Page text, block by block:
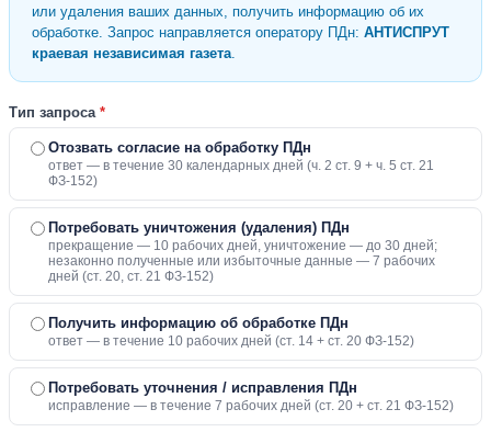
или удаления ваших данных, получить информацию об их
обработке. Запрос направляется оператору ПДн: АНТИСПРУТ
краевая независимая газета
Тип запроса *
Отозвать согласие на обработку ПДн
ответ — в течение 30 календарных дней (ч. 2 ст. 9 + ч. 5 ст. 21
ФЗ-152)
Потребовать уничтожения (удаления) ПДн
прекращение — 10 рабочих дней, уничтожение — до 30 дней;
незаконно полученные или избыточные данные — 7 рабочих
дней (ст. 20, ст. 21 ФЗ-152)
Получить информацию об обработке ПДн
ответ — в течение 10 рабочих дней (ст. 14 + ст. 20 ФЗ-152)
Потребовать уточнения / исправления ПДн
исправление — в течение 7 рабочих дней (ст. 20 + ст. 21 ФЗ-152)